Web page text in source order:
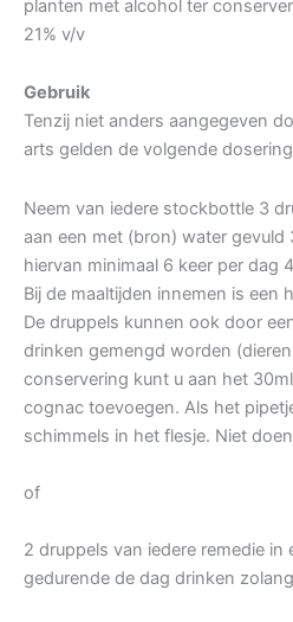
planten met alcohol ter
21% v/v
Gebruik
Tenzij niet anders aangegeven
arts gelden de volgende
Neem van iedere stockbottle 3
aan een met (bron) water gevuld
hiervan minimaal 6 keer per dag
Bij de maaltijden innemen is een
De druppels kunnen ook door
drinken gemengd worden
conservering kunt u aan het
cognac toevoegen. Als het
schimmels in het flesje. Niet
of
2 druppels van iedere remedie in
gedurende de dag drinken